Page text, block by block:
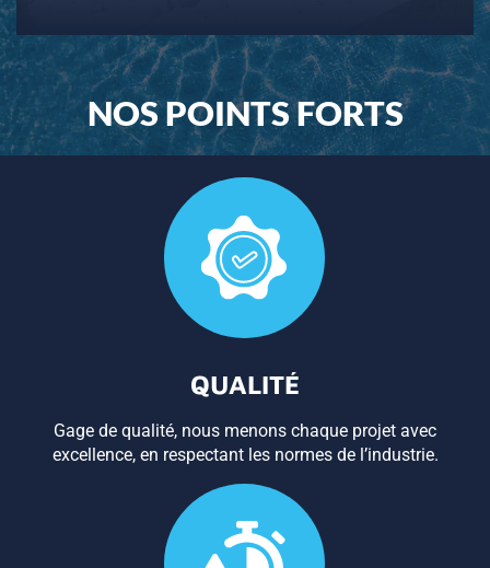
NOS POINTS FORTS
QUALITÉ
Gage de qualité, nous menons chaque projet avec
excellence, en respectant les normes de l’industrie.